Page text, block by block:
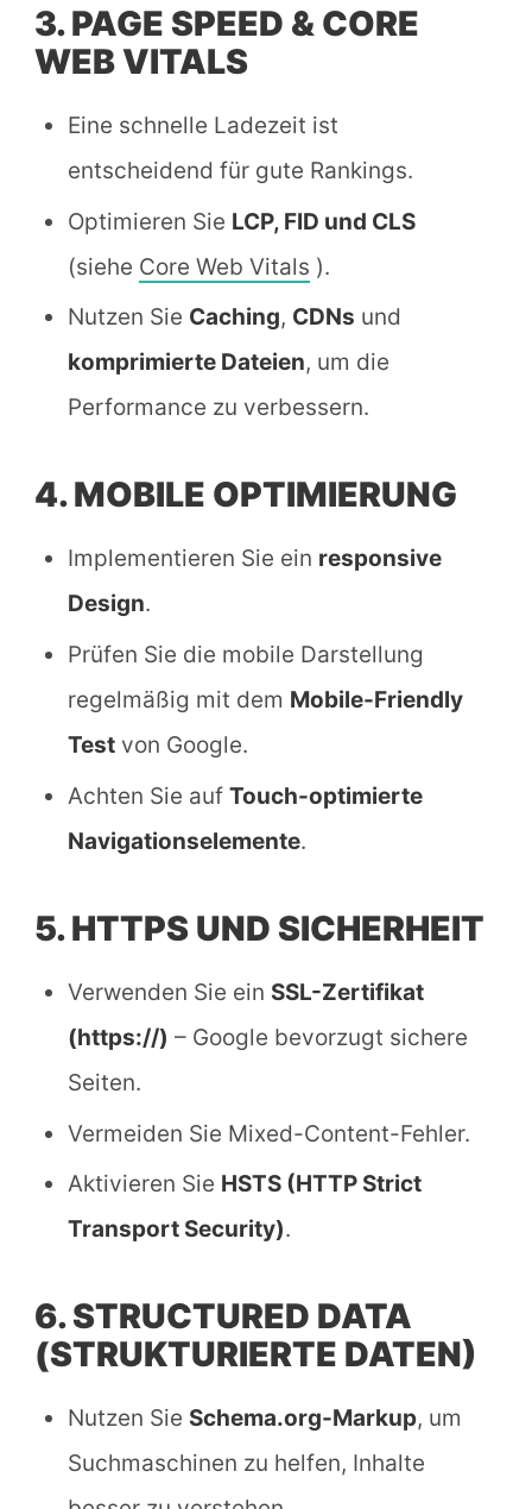
3. PAGE SPEED & CORE
WEB VITALS
Eine schnelle Ladezeit ist
entscheidend für gute Rankings.
Optimieren Sie LCP, FID und CLS
(siehe Core Web Vitals ).
Nutzen Sie Caching, CDNs und
komprimierte Dateien, um die
Performance zu verbessern.
4. MOBILE OPTIMIERUNG
Implementieren Sie ein responsive
Design.
Prüfen Sie die mobile Darstellung
regelmäßig mit dem Mobile-Friendly
Test von Google.
Achten Sie aufTouch-optimierte
Navigationselemente.
5. HTTPS UND SICHERHEIT
Verwenden Sie ein SSL-Zertifikat
(https://) – Google bevorzugt sichere
Seiten.
Vermeiden Sie Mixed-Content-Fehler.
Aktivieren Sie HSTS (HTTP Strict
Transport Security).
6. STRUCTURED DATA
(STRUKTURIERTE DATEN)
Nutzen Sie Schema.org-Markup, um
Suchmaschinen zu helfen, Inhalte